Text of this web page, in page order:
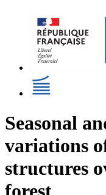
Seasonal
variations
structures